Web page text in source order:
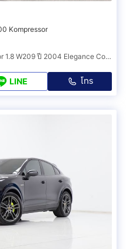
Kompressor
Mercedes - Benz CLK200 Kompressor 1.8 W209 ปี 2004 Elegance Coupe
LINE โทร